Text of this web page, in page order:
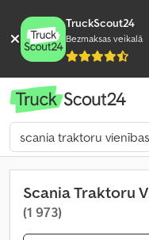
TruckScout24
Bezmaksas veikalā
Scania Traktoru
(1 973)